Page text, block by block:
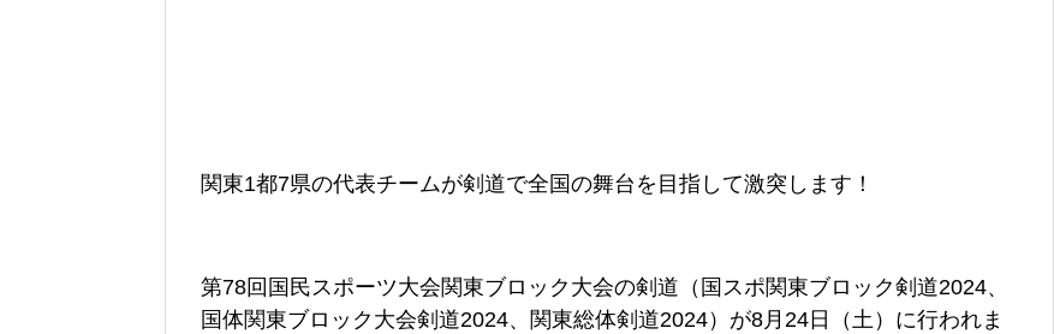
関東1都7県の代表チームが剣道で全国の舞台を目指して激突します！
第78回国民スポーツ大会関東ブロック大会の剣道（国スポ関東ブロック剣道2024、
国体関東ブロック大会剣道2024、 関東総体剣道2024）が8月24日（土）に行われま